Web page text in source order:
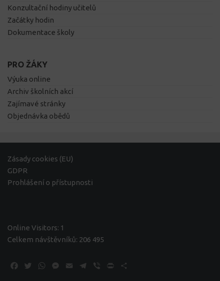
Konzultační hodiny učitelů
Začátky hodin
Dokumentace školy
PRO ŽÁKY
Výuka online
Archiv školních akcí
Zajímavé stránky
Objednávka obědů
Zásady cookies (EU)
GDPR
Prohlášení o přístupnosti
Online Visitors: 1
Celkem návštěvníků: 206 495
Facebook
TwitterWhatsApp
Messenger
Email Telegram
Viber Print